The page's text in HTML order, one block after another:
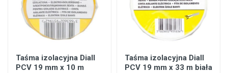
Taśma izolacyjna Diall
PCV 19 mm x 10 m
Taśma izolacyjna Diall
PCV 19 mm x 33 m biała